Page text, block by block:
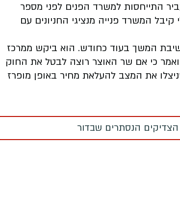
התייחסות למשרד הפנים לפני מספר
קיבל המשרד פנייה מנציגי החניונים עם
המשך בעוד כחודש. הוא ביקש ממרכז
כי אם שר האוצר רוצה לבטל את החוק
את המצב להעלאת מחיר באופן מופרז
הנסתרים שבדור